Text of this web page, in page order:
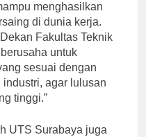
menghasilkan
di dunia kerja.
Fakultas Teknik
untuk
sesuai dengan
agar lulusan
tinggi.”
UTS Surabaya juga